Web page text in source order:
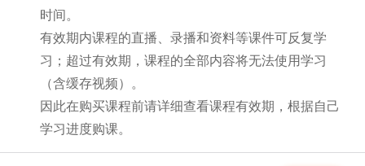
时间。
有效期内课程的直播、录播和资料等课件可反复学
习；超过有效期，课程的全部内容将无法使用学习
（含缓存视频）。
因此在购买课程前请详细查看课程有效期，根据自己
学习进度购课。